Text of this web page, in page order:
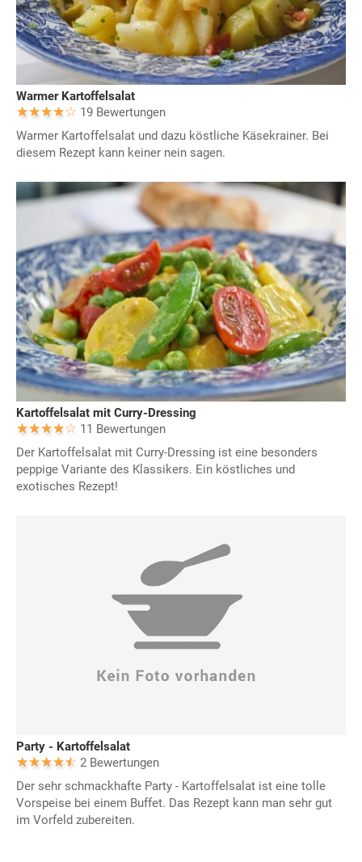
Warmer Kartoffelsalat
19 Bewertungen
Warmer Kartoffelsalat und dazu köstliche Käsekrainer. Bei
diesem Rezept kann keiner nein sagen.
Kartoffelsalat mit Curry-Dressing
11 Bewertungen
Der Kartoffelsalat mit Curry-Dressing ist eine besonders
peppige Variante des Klassikers. Ein köstliches und
exotisches Rezept!
Party - Kartoffelsalat
2 Bewertungen
Der sehr schmackhafte Party - Kartoffelsalat ist eine tolle
Vorspeise bei einem Buffet. Das Rezept kann man sehr gut
im Vorfeld zubereiten.